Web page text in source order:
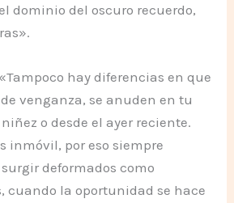
dominio del oscuro recuerdo,
hay diferencias en que
venganza, se anuden en tu
o desde el ayer reciente.
inmóvil, por eso siempre
deformados como
cuando la oportunidad se hace